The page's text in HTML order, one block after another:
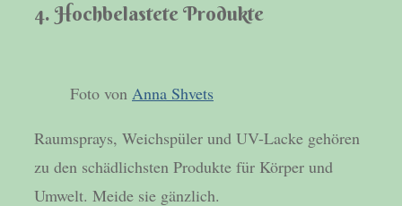
4. Hochbelastete Produkte
Foto von Anna Shvets
Raumsprays, Weichspüler und UV-Lacke gehören
zu den schädlichsten Produkte für Körper und
Umwelt. Meide sie gänzlich.